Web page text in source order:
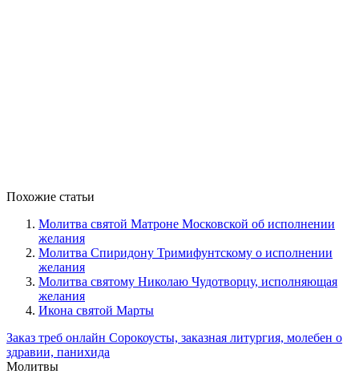
Похожие статьи
Молитва святой Матроне Московской об исполнении
желания
Молитва Спиридону Тримифунтскому о исполнении
желания
Молитва святому Николаю Чудотворцу, исполняющая
желания
Икона святой Марты
Заказ треб онлайн Сорокоусты, заказная литургия, молебен о
здравии, панихида
Молитвы